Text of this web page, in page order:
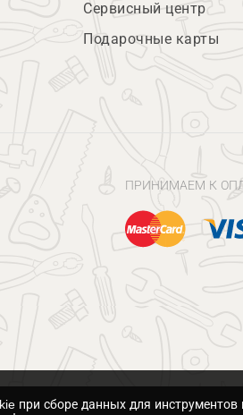
Сервисный центр
Подарочные карты
ПРИНИМАЕМ К
при сборе данных для